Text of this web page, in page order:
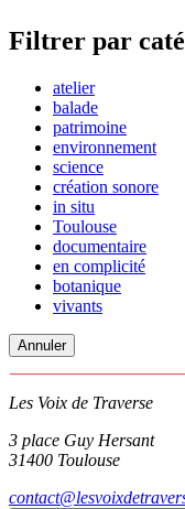
Filtrer par
atelier
balade
patrimoine
environnement
science
création sonore
in situ
Toulouse
documentaire
en complicité
botanique
vivants
Annuler
Les Voix de Traverse
3 place Guy Hersant
31400 Toulouse